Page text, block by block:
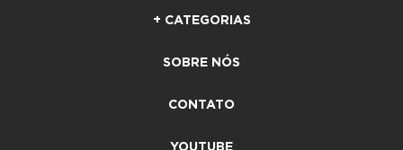
+ CATEGORIAS
SOBRE NÓS
CONTATO
YOUTUBE